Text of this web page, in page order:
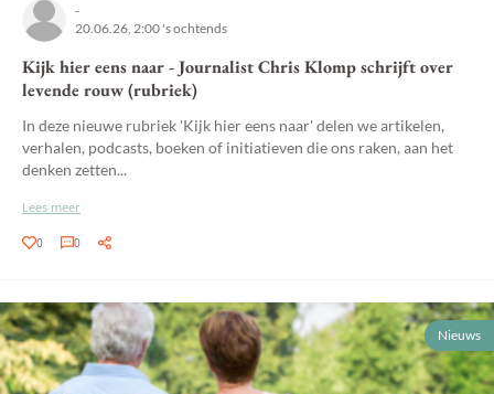
-
20.06.26, 2:00 's ochtends
Kijk hier eens naar - Journalist Chris Klomp schrijft over
levende rouw (rubriek)
In deze nieuwe rubriek 'Kijk hier eens naar' delen we artikelen,
verhalen, podcasts, boeken of initiatieven die ons raken, aan het
denken zetten...
Lees meer
0 0
Nieuws